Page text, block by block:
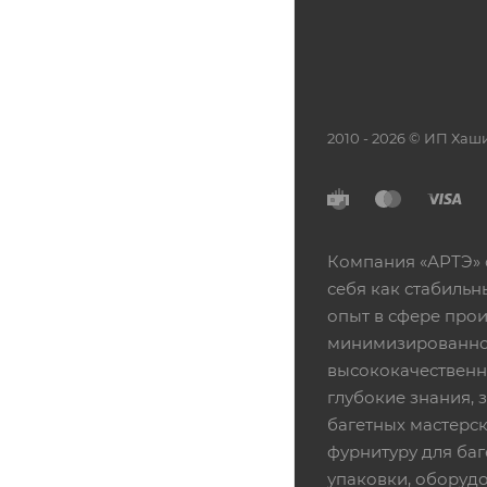
2010 - 2026 © ИП
Компания «АРТЭ»
себя как
опыт в сфере
глубокие
багетных
фурнитуру для
упаковки,